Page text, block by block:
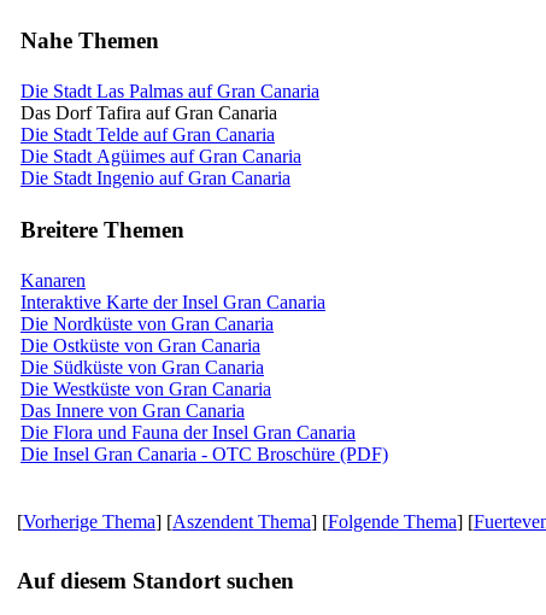
Nahe Themen
Die Stadt Las Palmas auf Gran Canaria
Das Dorf Tafira auf Gran Canaria
Die Stadt Telde auf Gran Canaria
Die Stadt Agüimes auf Gran Canaria
Die Stadt Ingenio auf Gran Canaria
Breitere Themen
Kanaren
Interaktive Karte der Insel Gran Canaria
Die Nordküste von Gran Canaria
Die Ostküste von Gran Canaria
Die Südküste von Gran Canaria
Die Westküste von Gran Canaria
Das Innere von Gran Canaria
Die Flora und Fauna der Insel Gran Canaria
Die Insel Gran Canaria - OTC Broschüre (PDF)
[Vorherige Thema] [Aszendent Thema] [Folgende Thema] [
Auf diesem Standort suchen